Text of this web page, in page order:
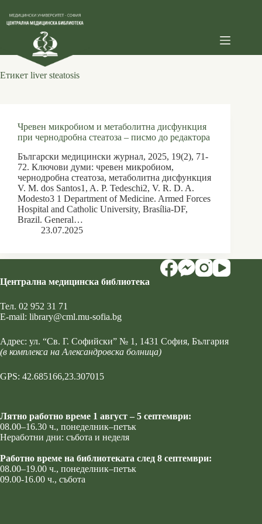
content
Етикет liver steatosis
Чревен микробиом и метаболитна дисфункция
при чернодробна стеатоза – писмо до редактора
Български медицински журнал, 2025, 19(2), 71-
72. Ключови думи: чревен микробиом,
чернодробна стеатоза, метаболитна дисфункция
V. M. dos Santos1, A. P. Tedeschi2, V. R. D. A.
Modesto3 1 Department of Medicine. Armed Forces
Hospital and Catholic University, Brasília-DF,
Brazil. General…
23.07.2025
Централна медицинска библиотека
Тел. 02 952 31 71
Е-mail: library@cml.mu-sofia.bg
Адрес: ул. “Св. Г. Софийски” № 1 , 1431 София, България
(в комплекса на Александровска болница)
GPS: 42.685166,23.307015
Лятно работно време 1 август – 5 септември:
08.00–16.30 ч., понеделник–петък
Неработни дни: събота и неделя
Работно време на библиотеката след 8 септември:
08.00–19.00 ч., понеделник–петък
09.00-16.00 ч., събота